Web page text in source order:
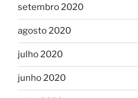
setembro 2020
agosto 2020
julho 2020
junho 2020